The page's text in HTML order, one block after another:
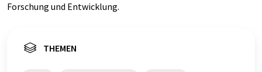
Forschung und Entwicklung.
THEMEN